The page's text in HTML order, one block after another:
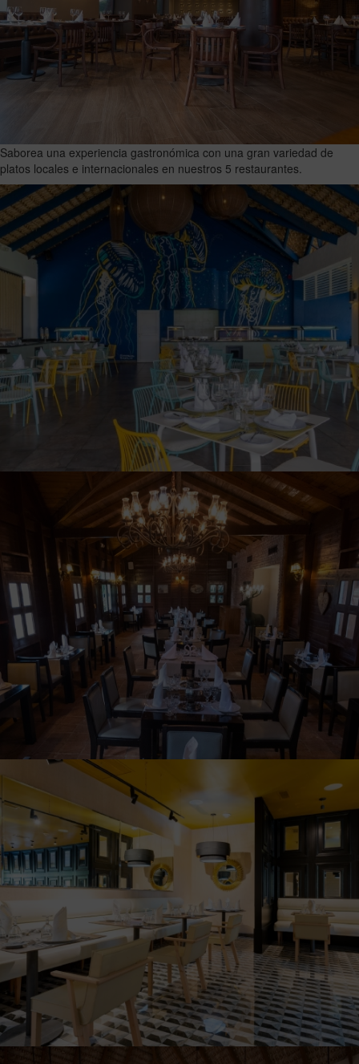
Saborea una experiencia gastronómica con una gran variedad de
platos locales e internacionales en nuestros 5 restaurantes.